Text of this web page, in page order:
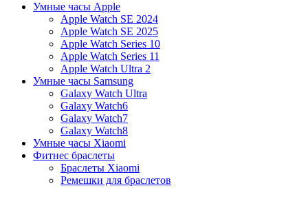
Умные часы Apple
Apple Watch SE 2024
Apple Watch SE 2025
Apple Watch Series 10
Apple Watch Series 11
Apple Watch Ultra 2
Умные часы Samsung
Galaxy Watch Ultra
Galaxy Watch6
Galaxy Watch7
Galaxy Watch8
Умные часы Xiaomi
Фитнес браслеты
Браслеты Xiaomi
Ремешки для браслетов